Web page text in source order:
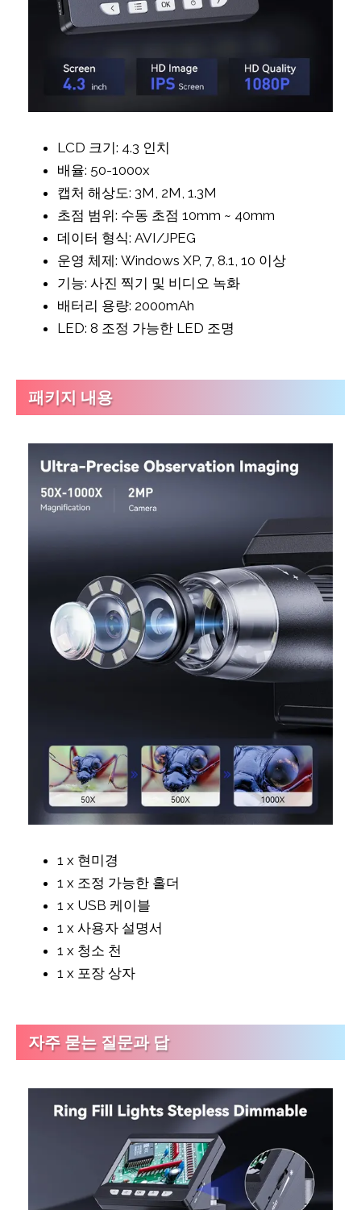
LCD 크기: 4.3 인치
배율: 50-1000x
캡처 해상도: 3M, 2M, 1.3M
초점 범위: 수동 초점 10mm ~ 40mm
데이터 형식: AVI/JPEG
운영 체제: Windows XP, 7, 8.1, 10 이상
기능: 사진 찍기 및 비디오 녹화
배터리 용량: 2000mAh
LED: 8 조정 가능한 LED 조명
패키지 내용
1 x 현미경
1 x 조정 가능한 홀더
1 x USB 케이블
1 x 사용자 설명서
1 x 청소 천
1 x 포장 상자
자주 묻는 질문과 답